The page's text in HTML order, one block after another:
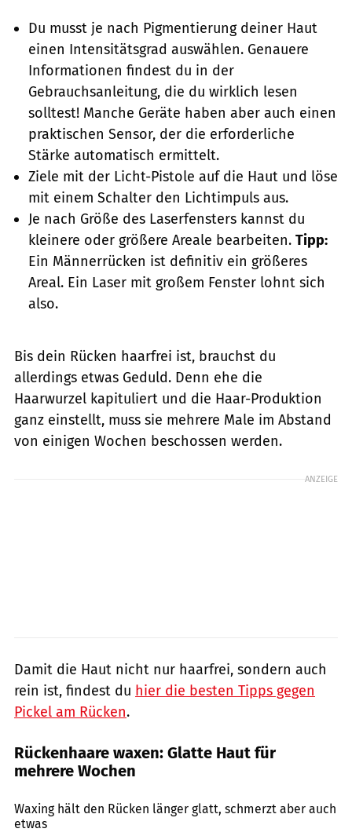
Du musst je nach Pigmentierung deiner Haut
einen Intensitätsgrad auswählen. Genauere
Informationen findest du in der
Gebrauchsanleitung, die du wirklich lesen
solltest! Manche Geräte haben aber auch einen
praktischen Sensor, der die erforderliche
Stärke automatisch ermittelt.
Ziele mit der Licht-Pistole auf die Haut und löse
mit einem Schalter den Lichtimpuls aus.
Je nach Größe des Laserfensters kannst du
kleinere oder größere Areale bearbeiten. Tipp:
Ein Männerrücken ist definitiv ein größeres
Areal. Ein Laser mit großem Fenster lohnt sich
also.
Bis dein Rücken haarfrei ist, brauchst du
allerdings etwas Geduld. Denn ehe die
Haarwurzel kapituliert und die Haar-Produktion
ganz einstellt, muss sie mehrere Male im Abstand
von einigen Wochen beschossen werden.
ANZEIGE
Damit die Haut nicht nur haarfrei, sondern auch
rein ist, findest du hier die besten Tipps gegen
Pickel am Rücken.
Rückenhaare waxen: Glatte Haut für
mehrere Wochen
Waxing hält den Rücken länger glatt, schmerzt aber auch
etwas